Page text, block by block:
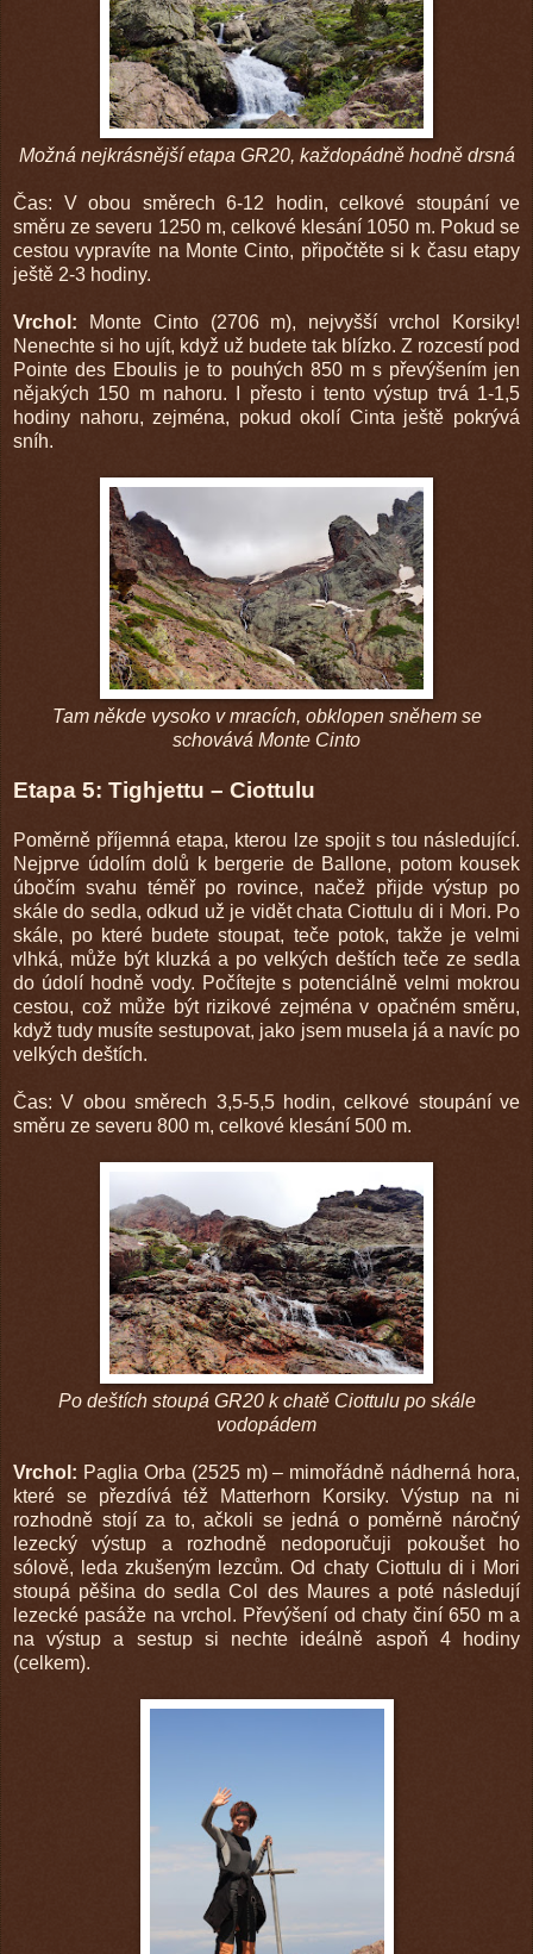
Možná nejkrásnější etapa GR20, každopádně hodně drsná
Čas: V obou směrech 6-12 hodin, celkové stoupání ve
směru ze severu 1250 m, celkové klesání 1050 m. Pokud se
cestou vypravíte na Monte Cinto, připočtěte si k času etapy
ještě 2-3 hodiny.
Vrchol:
Monte Cinto (2706 m), nejvyšší vrchol Korsiky!
Nenechte si ho ujít, když už budete tak blízko. Z rozcestí pod
Pointe des Eboulis je to pouhých 850 m s převýšením jen
nějakých 150 m nahoru. I přesto i tento výstup trvá 1-1,5
hodiny nahoru, zejména, pokud okolí Cinta ještě pokrývá
sníh.
Tam někde vysoko v mracích, obklopen sněhem se
schovává Monte Cinto
Etapa 5: Tighjettu – Ciottulu
Poměrně příjemná etapa, kterou lze spojit s tou následující.
Nejprve údolím dolů k bergerie de Ballone, potom kousek
úbočím svahu téměř po rovince, načež přijde výstup po
skále do sedla, odkud už je vidět chata Ciottulu di i Mori. Po
skále, po které budete stoupat, teče potok, takže je velmi
vlhká, může být kluzká a po velkých deštích teče ze sedla
do údolí hodně vody. Počítejte s potenciálně velmi mokrou
cestou, což může být rizikové zejména v opačném směru,
když tudy musíte sestupovat, jako jsem musela já a navíc po
velkých deštích.
Čas: V obou směrech 3,5-5,5 hodin, celkové stoupání ve
směru ze severu 800 m, celkové klesání 500 m.
Po deštích stoupá GR20 k chatě Ciottulu po skále
vodopádem
Vrchol: Paglia Orba (2525 m) – mimořádně nádherná hora,
které se přezdívá též Matterhorn Korsiky. Výstup na ni
rozhodně stojí za to, ačkoli se jedná o poměrně náročný
lezecký výstup a rozhodně nedoporučuji pokoušet ho
sólově, leda zkušeným lezcům. Od chaty Ciottulu di i Mori
stoupá pěšina do sedla Col des Maures a poté následují
lezecké pasáže na vrchol. Převýšení od chaty činí 650 m a
na výstup a sestup si nechte ideálně aspoň 4 hodiny
(celkem).